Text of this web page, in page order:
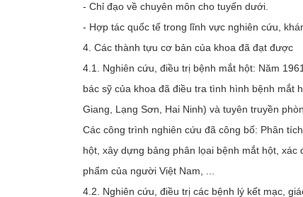
- Chỉ đạo về chuyên môn cho tuyến dưới.
- Hợp tác quốc tế trong lĩnh vực nghiên cứu,
4. Các thành tựu cơ bản của khoa đã đạt được
4.1. Nghiên cứu, điều trị bệnh mắt hột: Năm
bác sỹ của khoa đã điều tra tình hình bệnh mắt
Giang, Lạng Sơn, Hai Ninh) và tuyên truyền
Các công trình nghiên cứu đã công bố: Phân
hột, xây dựng bảng phân lọai bệnh mắt hột,
phẩm của người Việt Nam, ...
4.2. Nghiên cứu, điều trị các bệnh lý kết mạc,